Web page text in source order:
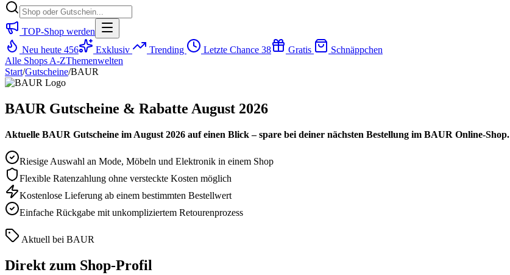
TOP-Shop werden
Neu heute 456 Exklusiv Trending Letzte Chance 38 Gratis
Schnäppchen
Alle Shops A-ZThemenwelten
Start/Gutscheine/BAUR
BAUR Gutscheine & Rabatte August 2026
Aktuelle BAUR Gutscheine im August 2026 auf einen Blick – spare bei deiner nächsten Bestellung im BAUR Online-Shop.
Riesige Auswahl an Mode, Möbeln und Elektronik in einem Shop
Flexible Ratenzahlung ohne versteckte Kosten möglich
Kostenlose Lieferung ab einem bestimmten Bestellwert
Einfache Rückgabe mit unkompliziertem Retourenprozess
Aktuell bei BAUR
Direkt zum Shop-Profil